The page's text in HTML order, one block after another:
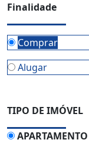
Finalidade
Comprar
Alugar
TIPO DE IMÓVEL
APARTAMENTO